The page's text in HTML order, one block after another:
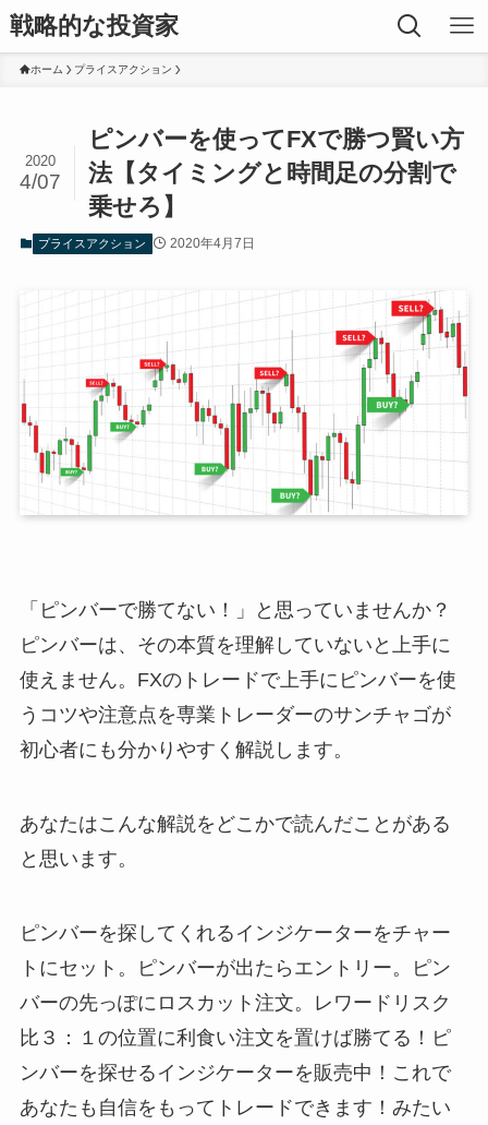
戦略的な投資家
ホーム プライスアクション
ピンバーを使ってFXで勝つ賢い方
法【タイミングと時間足の分割で
乗せろ】
2020
4/07
プライスアクション 2020年4月7日
「ピンバーで勝てない！」と思っていませんか？
ピンバーは、その本質を理解していないと上手に
使えません。FXのトレードで上手にピンバーを使
うコツや注意点を専業トレーダーのサンチャゴが
初心者にも分かりやすく解説します。
あなたはこんな解説をどこかで読んだことがある
と思います。
ピンバーを探してくれるインジケーターをチャー
トにセット。ピンバーが出たらエントリー。ピン
バーの先っぽにロスカット注文。レワードリスク
比３：１の位置に利食い注文を置けば勝てる！ピ
ンバーを探せるインジケーターを販売中！これで
あなたも自信をもってトレードできます！みたい